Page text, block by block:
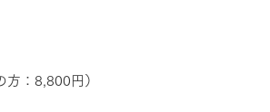
の方：8,800円）